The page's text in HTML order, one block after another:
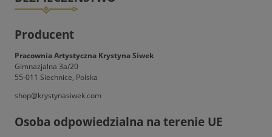
Producent
Pracownia Artystyczna Krystyna Siwek
Gimnazjalna 3a/20
55-011 Siechnice, Polska
shop@krystynasiwek.com
Osoba odpowiedzialna na terenie UE